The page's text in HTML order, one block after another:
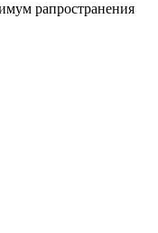
рапространения